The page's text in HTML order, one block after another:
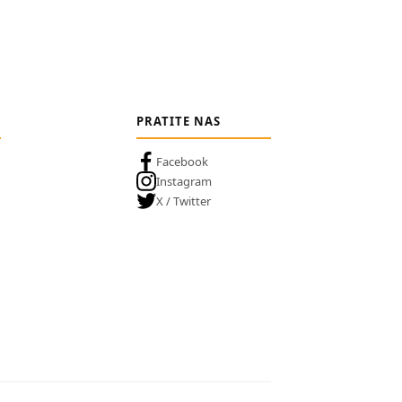
PRATITE NAS
Facebook
Instagram
X / Twitter